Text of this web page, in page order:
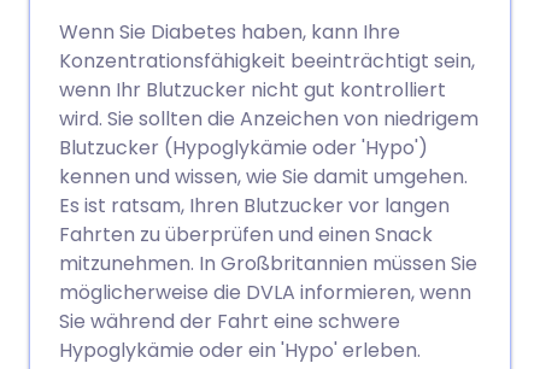
Wenn Sie Diabetes haben, kann Ihre
Konzentrationsfähigkeit beeinträchtigt sein,
wenn Ihr Blutzucker nicht gut kontrolliert
wird. Sie sollten die Anzeichen von niedrigem
Blutzucker (Hypoglykämie oder 'Hypo')
kennen und wissen, wie Sie damit umgehen.
Es ist ratsam, Ihren Blutzucker vor langen
Fahrten zu überprüfen und einen Snack
mitzunehmen. In Großbritannien müssen Sie
möglicherweise die DVLA informieren, wenn
Sie während der Fahrt eine schwere
Hypoglykämie oder ein 'Hypo' erleben.